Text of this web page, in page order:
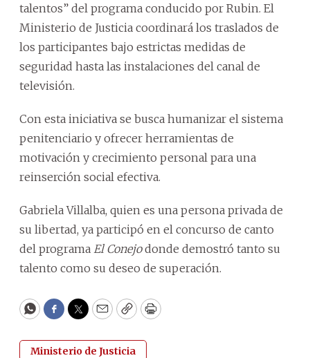
talentos” del programa conducido por Rubin. El
Ministerio de Justicia coordinará los traslados de
los participantes bajo estrictas medidas de
seguridad hasta las instalaciones del canal de
televisión.
Con esta iniciativa se busca humanizar el sistema
penitenciario y ofrecer herramientas de
motivación y crecimiento personal para una
reinserción social efectiva.
Gabriela Villalba, quien es una persona privada de
su libertad, ya participó en el concurso de canto
del programa El Conejodonde demostró tanto su
talento como su deseo de superación.
WhatsApp
Facebook
Twitter
EmailCopyPrint
Ministerio de Justicia